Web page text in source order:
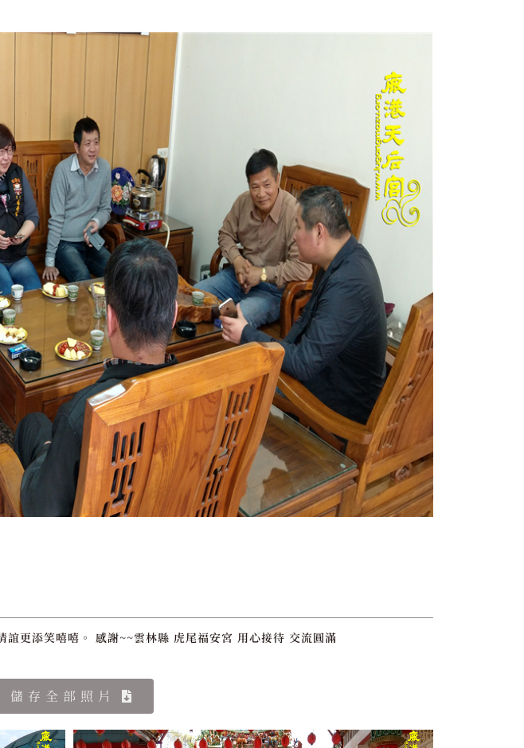
更添笑嘻嘻。 感謝~~雲林縣 虎尾福安宮 用心接待 交流圓滿
儲存全部照片